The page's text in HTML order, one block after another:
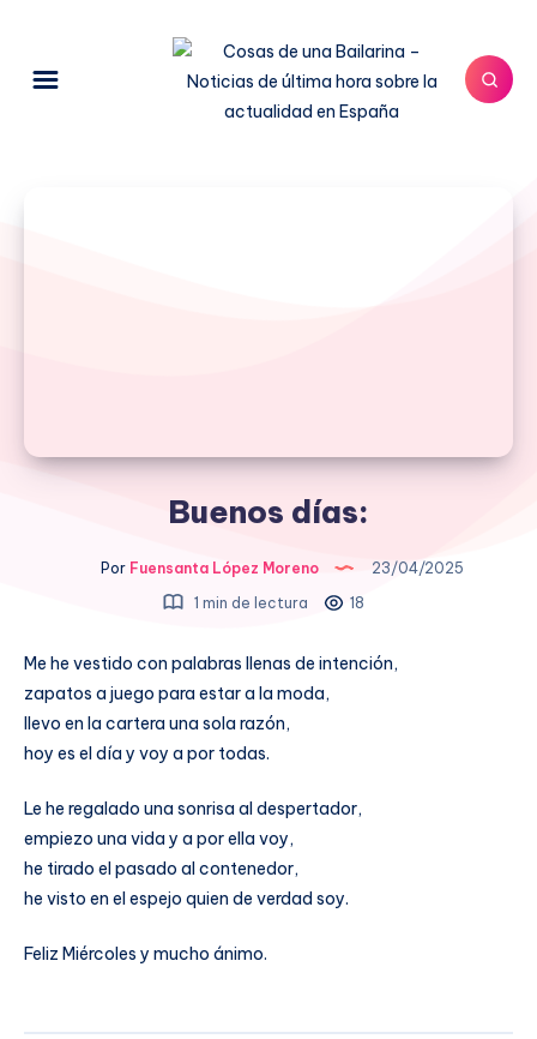
Buenos días:
Por Fuensanta López Moreno
23/04/2025
1 min de lectura
18
Me he vestido con palabras llenas de intención,
zapatos a juego para estar a la moda,
llevo en la cartera una sola razón,
hoy es el día y voy a por todas.
Le he regalado una sonrisa al despertador,
empiezo una vida y a por ella voy,
he tirado el pasado al contenedor,
he visto en el espejo quien de verdad soy.
Feliz Miércoles y mucho ánimo.